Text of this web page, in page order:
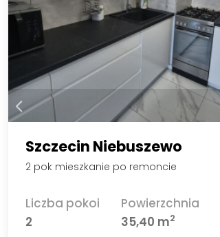
Szczecin Niebuszewo
2 pok mieszkanie po remoncie
Liczba pokoi
2
Powierzchnia
35,40 m2